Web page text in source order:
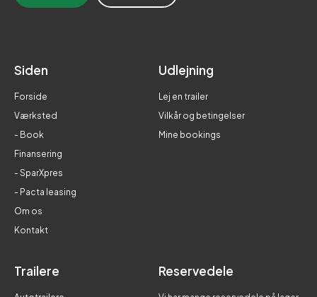
Siden
Forside
Værksted
- Book
Finansering
- SparXpres
- Pacta leasing
Om os
Kontakt
Udlejning
Lej en trailer
Vilkår og betingelser
Mine bookings
Trailere Reservedele